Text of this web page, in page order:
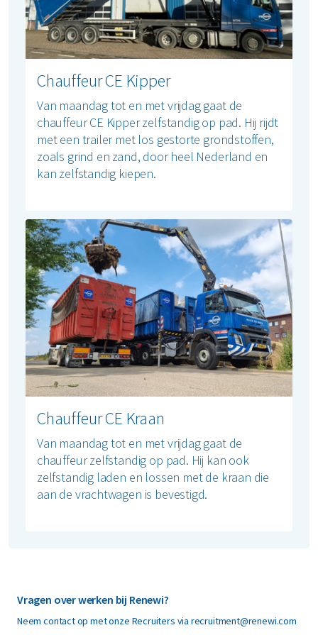
Chauffeur CE Kipper
Van maandag tot en met vrijdag gaat de
chauffeur CE Kipper zelfstandig op pad. Hij rijdt
met een trailer met los gestorte grondstoffen,
zoals grind en zand, door heel Nederland en
kan zelfstandig kiepen.
Chauffeur CE Kraan
Van maandag tot en met vrijdag gaat de
chauffeur zelfstandig op pad. Hij kan ook
zelfstandig laden en lossen met de kraan die
aan de vrachtwagen is bevestigd.
Vragen over werken bij Renewi?
Neem contact op met onze Recruiters via recruitment@renewi.com